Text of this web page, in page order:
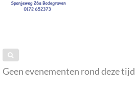
Geen evenementen rond deze tijd